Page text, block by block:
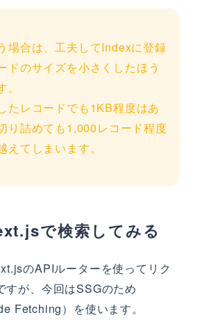
場合は、工夫してIndexに登録
ドのサイズを小さくしたほう
たレコードでも1KB程度はあ
り詰めても1,000レコード程度
えてしまいます。
で検索してみる
のAPIルーターを使ってリク
すが、今回はSSGのため
Fetching）を使います。